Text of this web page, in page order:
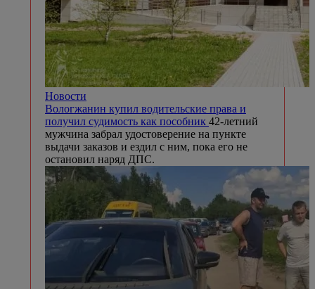
Новости
Вологжанин купил водительские права и
получил судимость как пособник 42-летний
мужчина забрал удостоверение на пункте
выдачи заказов и ездил с ним, пока его не
остановил наряд ДПС.